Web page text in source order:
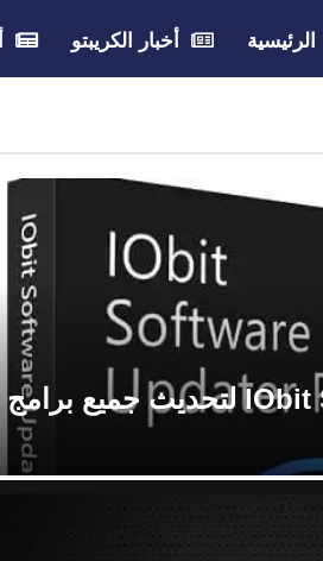
الرئيسية أخبار الكريبتو
تحميل برنامج IObit Software لتحديث جميع برامج